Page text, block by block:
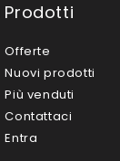
Prodotti
Offerte
Nuovi prodotti
Più venduti
Contattaci
Entra